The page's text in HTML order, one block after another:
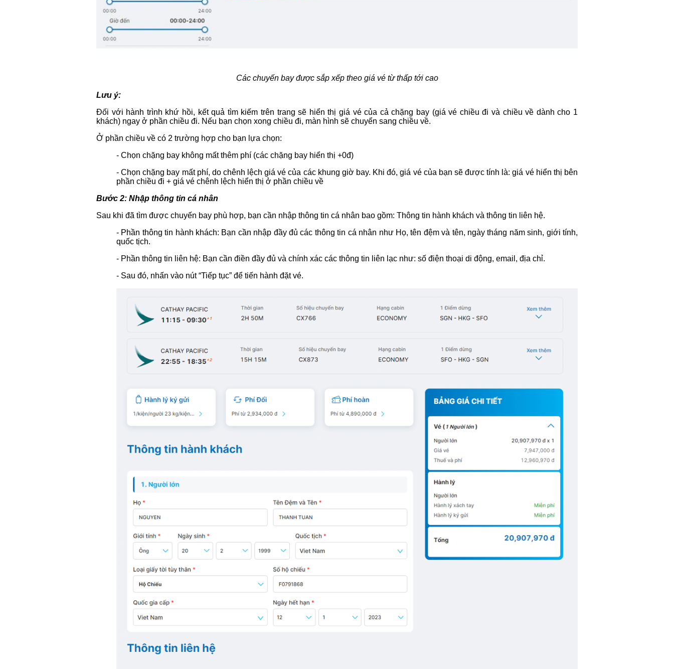
Các chuyến bay được sắp xếp theo giá vé từ thấp tới cao
Lưu ý:
Đối với hành trình khứ hồi, kết quả tìm kiếm trên trang sẽ hiển thị giá vé của cả chặng bay (giá vé chiều đi và chiều về dành cho 1
khách) ngay ở phần chiều đi. Nếu bạn chọn xong chiều đi, màn hình sẽ chuyển sang chiều về.
Ở phần chiều về có 2 trường hợp cho bạn lựa chọn:
- Chọn chặng bay không mất thêm phí (các chặng bay hiển thị +0đ)
- Chọn chặng bay mất phí, do chênh lệch giá vé của các khung giờ bay. Khi đó, giá vé của bạn sẽ được tính là: giá vé hiển thị bên
phần chiều đi + giá vé chênh lệch hiển thị ở phần chiều về
Bước 2: Nhập thông tin cá nhân
Sau khi đã tìm được chuyến bay phù hợp, bạn cần nhập thông tin cá nhân bao gồm: Thông tin hành khách và thông tin liên hệ.
- Phần thông tin hành khách: Bạn cần nhập đầy đủ các thông tin cá nhân như Họ, tên đệm và tên, ngày tháng năm sinh, giới tính,
quốc tịch.
- Phần thông tin liên hệ: Bạn cần điền đầy đủ và chính xác các thông tin liên lạc như: số điện thoại di động, email, địa chỉ.
- Sau đó, nhấn vào nút “Tiếp tục” để tiến hành đặt vé.